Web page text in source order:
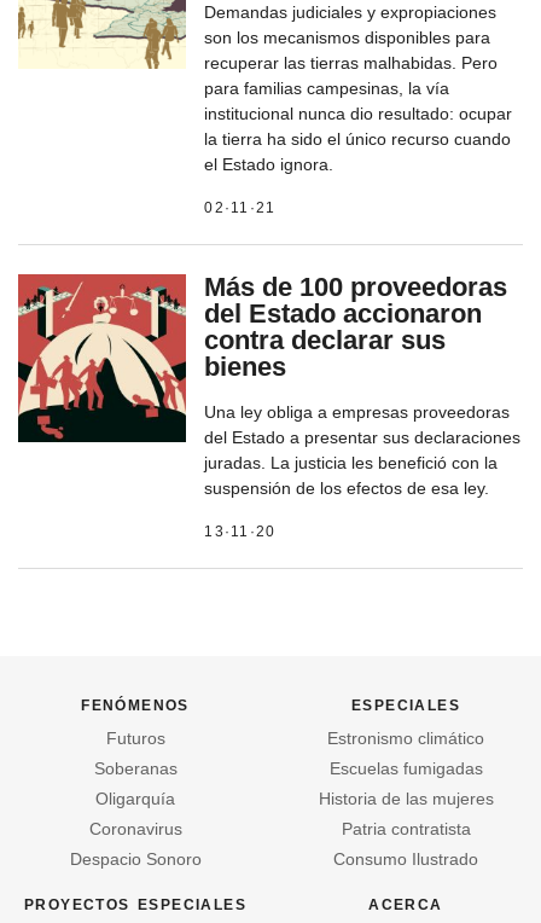
Demandas judiciales y expropiaciones
son los mecanismos disponibles para
recuperar las tierras malhabidas. Pero
para familias campesinas, la vía
institucional nunca dio resultado: ocupar
la tierra ha sido el único recurso cuando
el Estado ignora.
02·11·21
Más de 100 proveedoras
del Estado accionaron
contra declarar sus
bienes
Una ley obliga a empresas proveedoras
del Estado a presentar sus declaraciones
juradas. La justicia les benefició con la
suspensión de los efectos de esa ley.
13·11·20
fenómenos
Futuros
Soberanas
Oligarquía
Coronavirus
Despacio Sonoro
especiales
Estronismo climático
Escuelas fumigadas
Historia de las mujeres
Patria contratista
Consumo Ilustrado
proyectos especiales acerca